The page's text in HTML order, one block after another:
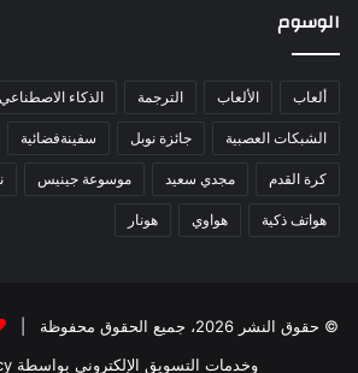
الوسوم
ألعاب الألعاب الترجمة الذكاء الاصطناعي
الشبكات العصبية جائزة نوبل سفينةفضائية
كرة القدم مجدي سعيد موسوعة جينيس
هواتف ذكية هواوي هونار
© حقوق النشر 2026، جميع الحقوق محفوظة |
وخدمات التسويق الإلكتروني بواسطة Real Agency